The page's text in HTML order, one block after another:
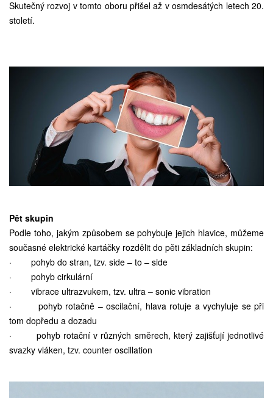
Skutečný rozvoj v tomto oboru přišel až v osmdesátých letech 20.
století.
Pět skupin
Podle toho, jakým způsobem se pohybuje jejich hlavice, můžeme
současné elektrické kartáčky rozdělit do pěti základních skupin:
· pohyb do stran, tzv. side – to – side
· pohyb cirkulární
· vibrace ultrazvukem, tzv. ultra – sonic vibration
· pohyb rotačně – oscilační, hlava rotuje a vychyluje se při
tom dopředu a dozadu
· pohyb rotační v různých směrech, který zajišťují jednotlivé
svazky vláken, tzv. counter oscillation